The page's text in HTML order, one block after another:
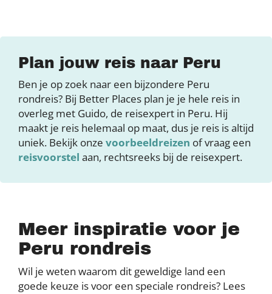
Plan jouw reis naar Peru
Ben je op zoek naar een bijzondere Peru
rondreis? Bij Better Places plan je je hele reis in
overleg met Guido, de reisexpert in Peru. Hij
maakt je reis helemaal op maat, dus je reis is altijd
uniek. Bekijk onze voorbeeldreizen of vraag een
reisvoorstel aan, rechtsreeks bij de reisexpert.
Meer inspiratie voor je
Peru rondreis
Wil je weten waarom dit geweldige land een
goede keuze is voor een speciale rondreis? Lees